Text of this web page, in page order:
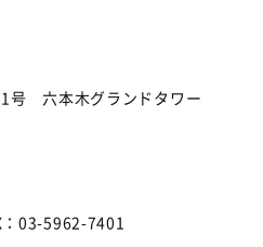
号 六本木グランドタワー
：03-5962-7401